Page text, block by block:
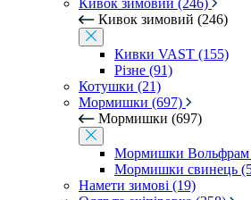
Кивок зимовий (246)
Кивок зимовий (246)
Кивки VAST (155)
Різне (91)
Котушки (21)
Мормишки (697)
Мормишки (697)
Мормишки Вольфрам
Мормишки свинець
Намети зимові (19)